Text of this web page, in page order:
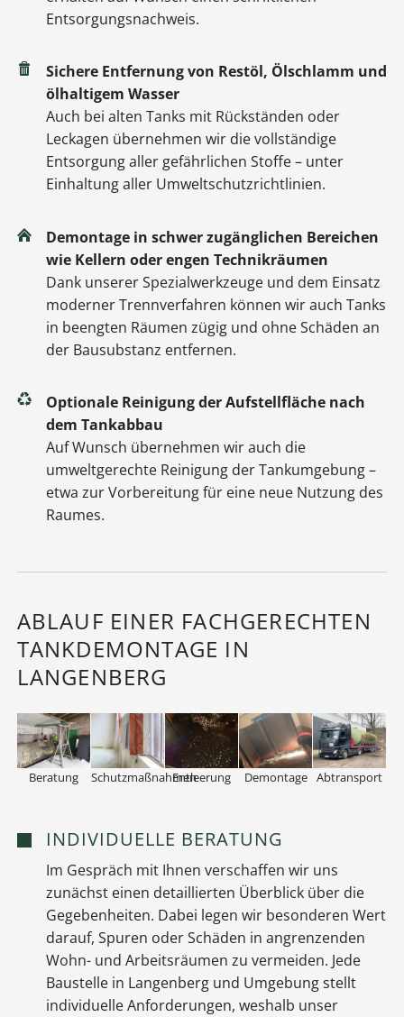
Entsorgungsnachweis.
Sichere Entfernung von Restöl, Ölschlamm und
ölhaltigem Wasser
Auch bei alten Tanks mit Rückständen oder
Leckagen übernehmen wir die vollständige
Entsorgung aller gefährlichen Stoffe – unter
Einhaltung aller Umweltschutzrichtlinien.
Demontage in schwer zugänglichen Bereichen
wie Kellern oder engen Technikräumen
Dank unserer Spezialwerkzeuge und dem Einsatz
moderner Trennverfahren können wir auch Tanks
in beengten Räumen zügig und ohne Schäden an
der Bausubstanz entfernen.
Optionale Reinigung der Aufstellfläche nach
dem Tankabbau
Auf Wunsch übernehmen wir auch die
umweltgerechte Reinigung der Tankumgebung –
etwa zur Vorbereitung für eine neue Nutzung des
Raumes.
ABLAUF EINER FACHGERECHTEN
TANKDEMONTAGE IN
LANGENBERG
Beratung SchutzmaßnahmenEntleerung Demontage Abtransport
INDIVIDUELLE BERATUNG
Im Gespräch mit Ihnen verschaffen wir uns
zunächst einen detaillierten Überblick über die
Gegebenheiten. Dabei legen wir besonderen Wert
darauf, Spuren oder Schäden in angrenzenden
Wohn- und Arbeitsräumen zu vermeiden. Jede
Baustelle in Langenberg und Umgebung stellt
individuelle Anforderungen, weshalb unser